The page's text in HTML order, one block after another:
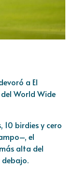
a El
World Wide
10 birdies y cero
el
alta del